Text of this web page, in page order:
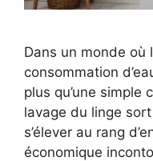
Dans un monde où
consommation
plus qu’une simple
lavage du linge
s’élever au rang
économique